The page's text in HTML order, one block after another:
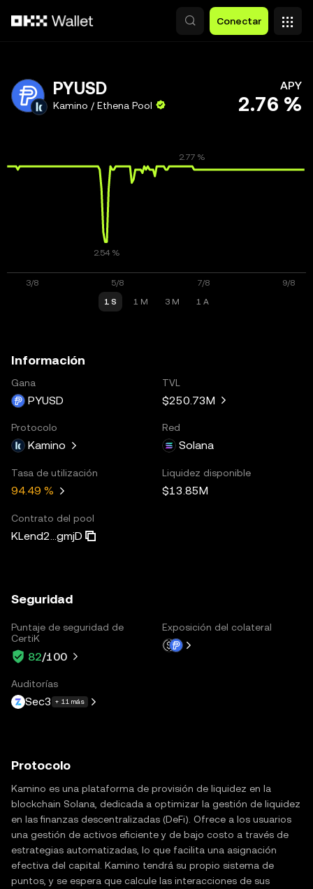
Conectar
PYUSD
Kamino / Ethena Pool
APY
2.76 %
1 S 1 M 3 M 1 A
Información
Gana
PYUSD
TVL
$250.73M
Protocolo
Kamino
Red
Solana
Tasa de utilización
94.49 %
Liquidez disponible
$13.85M
Contrato del pool
KLend2...gmjD
Seguridad
Puntaje de seguridad de
CertiK
82/100
Exposición del colateral
Auditorías
Sec3 + 11 más
Protocolo
Kamino es una plataforma de provisión de liquidez en la
blockchain Solana, dedicada a optimizar la gestión de liquidez
en las finanzas descentralizadas (DeFi). Ofrece a los usuarios
una gestión de activos eficiente y de bajo costo a través de
estrategias automatizadas, lo que facilita una asignación
efectiva del capital. Kamino tendrá su propio sistema de
puntos, y se espera que calcule las interacciones de sus